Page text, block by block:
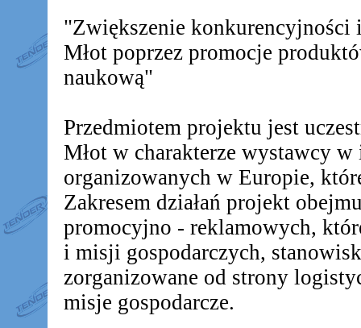
"Zwiększenie
Młot poprzez promocje
naukową"
Przedmiotem projektu jest
Młot w charakterze wystawcy
organizowanych w Europie,
Zakresem działań projekt
promocyjno - reklamowych,
i misji gospodarczych,
zorganizowane od strony
misje gospodarcze.